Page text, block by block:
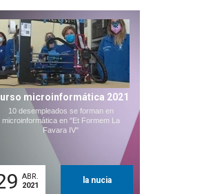
microinformática 2021
10 desempleados se forman en
microinformática en "Et Formem La
Favara IV"
ABR.
2021
la nucia